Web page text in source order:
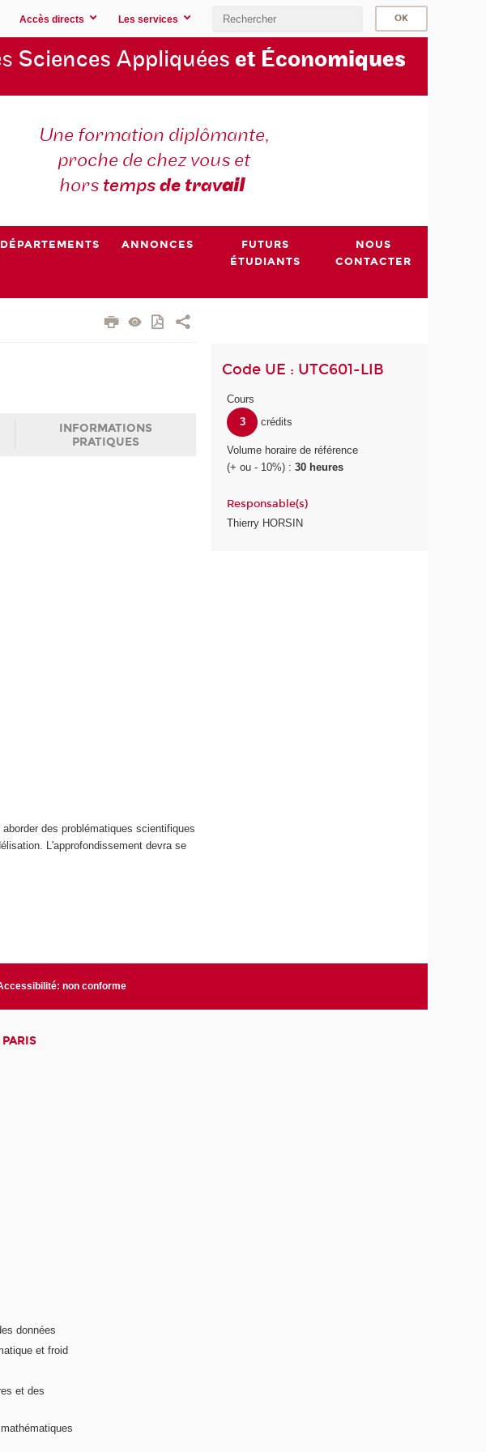
Accès directs Les services
Sciences Appliquées et Économiques
Une formation diplômante,
proche de chez vous et
hors tempsde travail
DÉPARTEMENTS ANNONCES
FUTURS
ÉTUDIANTS
NOUS
CONTACTER
INFORMATIONS
PRATIQUES
des problématiques scientifiques
L'approfondissement devra se
Code UE : UTC601-LIB
Cours
3
crédits
Volume horaire de référence
(+ ou - 10%) :30 heures
Responsable(s)
Thierry HORSIN
non conforme
données
et froid
et des